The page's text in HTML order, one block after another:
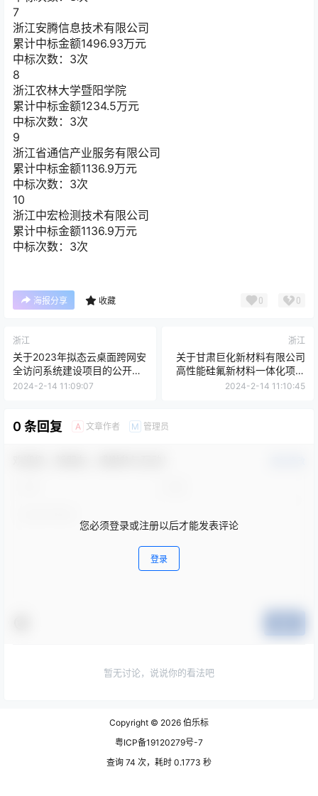
7
浙江安腾信息技术有限公司
累计中标金额1496.93万元
中标次数：3次
8
浙江农林大学暨阳学院
累计中标金额1234.5万元
中标次数：3次
9
浙江省通信产业服务有限公司
累计中标金额1136.9万元
中标次数：3次
10
浙江中宏检测技术有限公司
累计中标金额1136.9万元
中标次数：3次
海报分享 收藏 0 0
浙江
关于2023年拟态云桌面跨网安
全访问系统建设项目的公开招
标公告[浙江华元工程咨询有限
2024-2-14 11:09:07
浙江
关于甘肃巨化新材料有限公司
高性能硅氟新材料一体化项目
强夯地基基础检测及岩土工程
2024-2-14 11:10:45
0 条回复 A 文章作者 M 管理员
您必须登录或注册以后才能发表评论
登录
暂无讨论，说说你的看法吧
Copyright © 2026 伯乐标
粤ICP备19120279号-7
查询 74 次，耗时 0.1773 秒